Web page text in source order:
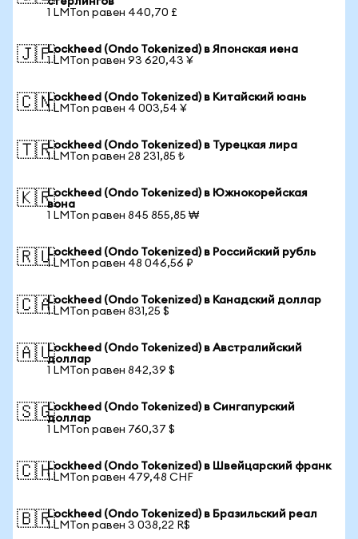
1 LMTon равен 440,70 £
🇯🇵Lockheed (Ondo Tokenized) в Японская иена
1 LMTon равен 93 620,43 ¥
🇨🇳Lockheed (Ondo Tokenized) в Китайский юань
1 LMTon равен 4 003,54 ¥
🇹🇷Lockheed (Ondo Tokenized) в Турецкая лира
1 LMTon равен 28 231,85 ₺
🇰🇷Lockheed (Ondo Tokenized) в Южнокорейская
вона
1 LMTon равен 845 855,85 ₩
🇷🇺Lockheed (Ondo Tokenized) в Российский рубль
1 LMTon равен 48 046,56 ₽
🇨🇦Lockheed (Ondo Tokenized) в Канадский доллар
1 LMTon равен 831,25 $
🇦🇺Lockheed (Ondo Tokenized) в Австралийский
доллар
1 LMTon равен 842,39 $
🇸🇬Lockheed (Ondo Tokenized) в Сингапурский
доллар
1 LMTon равен 760,37 $
🇨🇭Lockheed (Ondo Tokenized) в Швейцарский франк
1 LMTon равен 479,48 CHF
🇧🇷Lockheed (Ondo Tokenized) в Бразильский реал
1 LMTon равен 3 038,22 R$